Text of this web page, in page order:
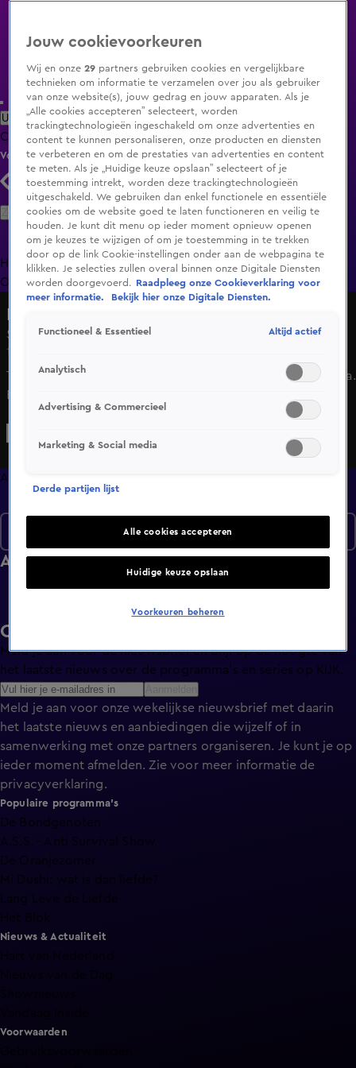
Uitzending Gemist Populaire programma's Zenders Genres
ClipsFilmsRadioSmart TV inlogShop
Volg KIJK
Zoeken
HomeUitzending Gemist Programma's De Bondgenoten
OranjezomerLivestreamsShop
Seizoen 1, aflevering 8
12 aug 2023, 21:53
Team Papegaai spaart verder voor een reis naar Costa Rica.
Een Limburgs vriendenteam hoopt geld te winnen voor
een reis naar de casino's van Las Vegas.
Afleveringen
Afleveringen
Ontvang de KIJK-nieuwsbrief
Meld je aan voor de nieuwsbrief en blijf op de hoogte van
het laatste nieuws over de programma’s en series op KIJK.
Meld je aan voor onze wekelijkse nieuwsbrief met daarin
het laatste nieuws en aanbiedingen die wijzelf of in
samenwerking met onze partners organiseren. Je kunt je op
ieder moment afmelden. Zie voor meer informatie de
privacyverklaring.
Populaire programma's
De Bondgenoten
A.S.S. - Anti Survival Show
De Oranjezomer
Mi Dushi: wat is dan liefde?
Lang Leve de Liefde
Het Blok
Nieuws & Actualiteit
Voorwaarden
Jouw cookievoorkeuren
Wij en onze29 partners gebruiken cookies en vergelijkbare
technieken om informatie te verzamelen over jou als gebruiker
van onze website(s), jouw gedrag en jouw apparaten. Als je
„Alle cookies accepteren” selecteert, worden
trackingtechnologieën ingeschakeld om onze advertenties en
content te kunnen personaliseren, onze producten en diensten
te verbeteren en om de prestaties van advertenties en content
te meten. Als je „Huidige keuze opslaan” selecteert of je
toestemming intrekt, worden deze trackingtechnologieën
uitgeschakeld. We gebruiken dan enkel functionele en essentiële
cookies om de website goed te laten functioneren en veilig te
houden. Je kunt dit menu op ieder moment opnieuw openen
om je keuzes te wijzigen of om je toestemming in te trekken
door op de link Cookie-instellingen onder aan de webpagina te
klikken. Je selecties zullen overal binnen onze Digitale Diensten
worden doorgevoerd.
Raadpleeg onze Cookieverklaring voor
meer informatie.
Bekijk hier onze Digitale Diensten.
Functioneel & Essentieel Altijd actief
Analytisch
Advertising & Commercieel
Marketing & Social media
Derde partijen lijst
Alle cookies accepteren
Huidige keuze opslaan
Voorkeuren beheren